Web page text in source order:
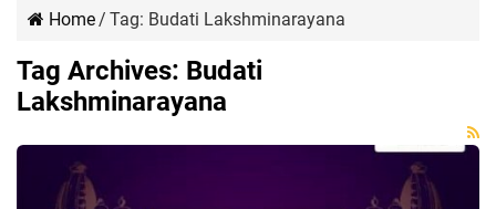
Home/ Tag: Budati Lakshminarayana
Tag Archives: Budati
Lakshminarayana